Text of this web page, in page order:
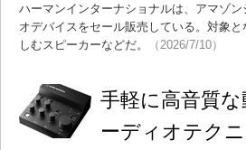
ハーマンインターナショナルは、アマゾ
オデバイスをセール販売している。対象
しむスピーカーなどだ。
（2026/7/10）
手軽に高音質
ーディオテク